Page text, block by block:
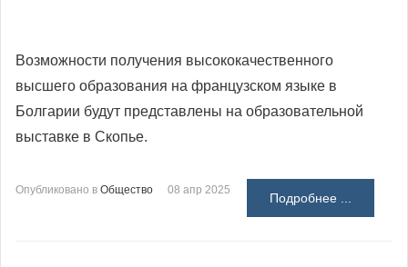
Возможности получения высококачественного
высшего образования на французском языке в
Болгарии будут представлены на образовательной
выставке в Скопье.
Опубликовано в Общество 08 апр 2025
Подробнее ...